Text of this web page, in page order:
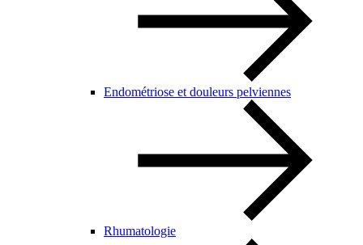
Endométriose et douleurs pelviennes
Rhumatologie